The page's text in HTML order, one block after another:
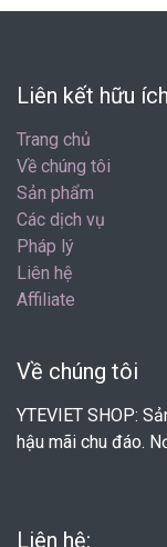
Liên kết hữu ích
Trang chủ
Về chúng tôi
Sản phẩm
Các dịch vụ
Pháp lý
Liên hệ
Affiliate
Về chúng tôi
YTEVIET SHOP:
hậu mãi chu đáo.
Liên hệ: